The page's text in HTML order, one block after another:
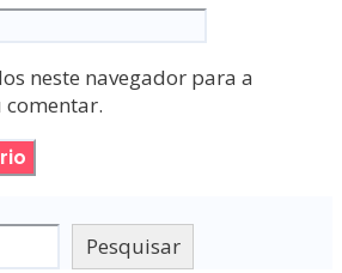
neste navegador para a
comentar.
Pesquisar